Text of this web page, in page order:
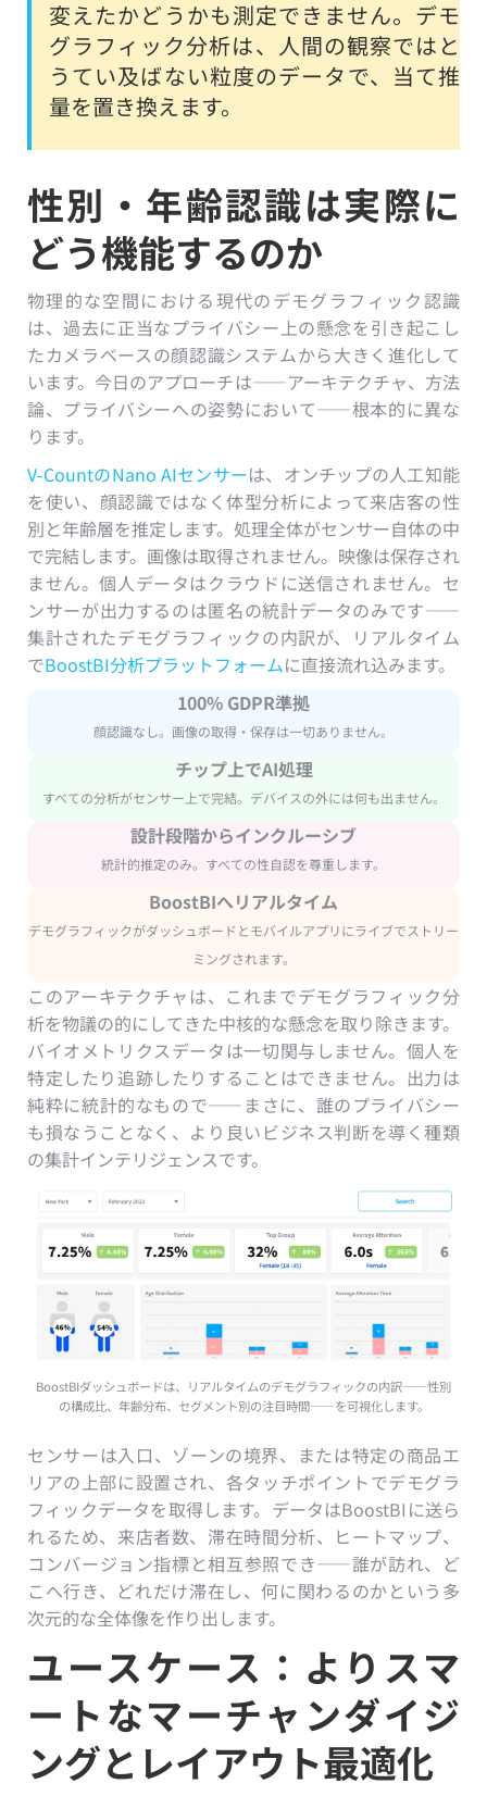
変えたかどうかも測定できません。デモ
グラフィック分析は、人間の観察ではと
うてい及ばない粒度のデータで、当て推
量を置き換えます。
性別・年齢認識は実際に
どう機能するのか
物理的な空間における現代のデモグラフィック認識
は、過去に正当なプライバシー上の懸念を引き起こし
たカメラベースの顔認識システムから大きく進化して
います。今日のアプローチは——アーキテクチャ、方法
論、プライバシーへの姿勢において——根本的に異な
ります。
V-CountのNano AIセンサーは、オンチップの人工知能
を使い、顔認識ではなく体型分析によって来店客の性
別と年齢層を推定します。処理全体がセンサー自体の中
で完結します。画像は取得されません。映像は保存され
ません。個人データはクラウドに送信されません。セ
ンサーが出力するのは匿名の統計データのみです——
集計されたデモグラフィックの内訳が、リアルタイム
でBoostBI分析プラットフォームに直接流れ込みます。
100% GDPR準拠
顔認識なし。画像の取得・保存は一切ありません。
チップ上でAI処理
すべての分析がセンサー上で完結。デバイスの外には何も出ません。
設計段階からインクルーシブ
統計的推定のみ。すべての性自認を尊重します。
BoostBIへリアルタイム
デモグラフィックがダッシュボードとモバイルアプリにライブでストリー
ミングされます。
このアーキテクチャは、これまでデモグラフィック分
析を物議の的にしてきた中核的な懸念を取り除きます。
バイオメトリクスデータは一切関与しません。個人を
特定したり追跡したりすることはできません。出力は
純粋に統計的なもので——まさに、誰のプライバシー
も損なうことなく、より良いビジネス判断を導く種類
の集計インテリジェンスです。
BoostBIダッシュボードは、リアルタイムのデモグラフィックの内訳——性別
の構成比、年齢分布、セグメント別の注目時間——を可視化します。
センサーは入口、ゾーンの境界、または特定の商品エ
リアの上部に設置され、各タッチポイントでデモグラ
フィックデータを取得します。データはBoostBIに送ら
れるため、来店者数、滞在時間分析、ヒートマップ、
コンバージョン指標と相互参照でき——誰が訪れ、ど
こへ行き、どれだけ滞在し、何に関わるのかという多
次元的な全体像を作り出します。
ユースケース：よりスマ
ートなマーチャンダイジ
ングとレイアウト最適化